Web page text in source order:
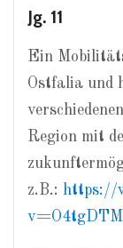
Jg. 11
Ein
Ostfalia und
Region mit
z.B.: https://